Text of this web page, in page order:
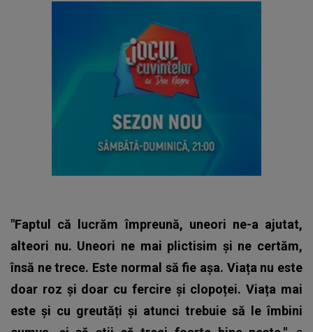
"Faptul că lucrăm împreună, uneori ne-a ajutat,
alteori nu. Uneori ne mai plictisim și ne certăm,
însă ne trece. Este normal să fie așa. Viața nu este
doar roz și doar cu fercire și clopoței. Viața mai
este și cu greutăți și atunci trebuie să le îmbini